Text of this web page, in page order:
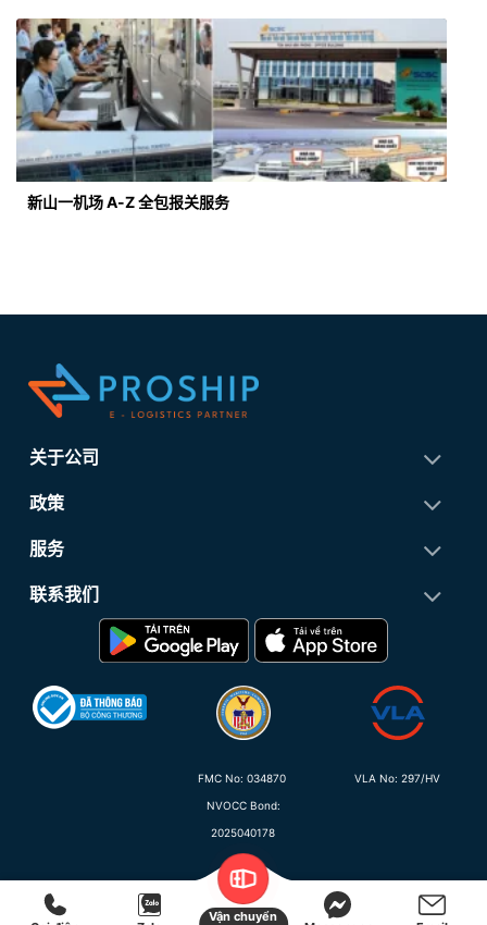
新山一机场 A-Z 全包报关服务
关于公司
政策
服务
联系我们
FMC No: 034870
NVOCC Bond:
2025040178
VLA No: 297/HV
Vận chuyển